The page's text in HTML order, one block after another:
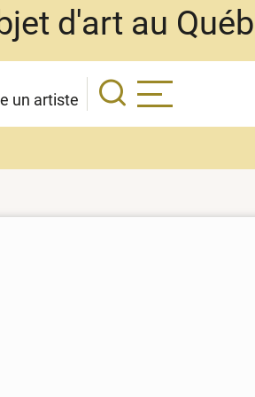
d'art au
un artiste